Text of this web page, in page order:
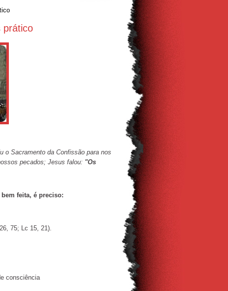
prático
o Sacramento da Confissão para nos
pecados; Jesus falou: "Os
feita, é preciso:
75; Lc 15, 21).
consciência